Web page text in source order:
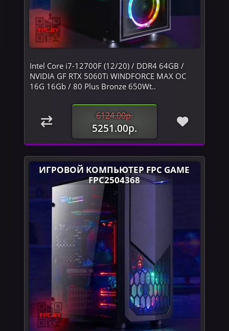
Intel Core i7-12700F (12/20) / DDR4 64GB /
NVIDIA GF RTX 5060Ti WINDFORCE MAX OC
16G 16Gb / 80 Plus Bronze 650Wt..
6124.00р.
5251.00р.
ИГРОВОЙ КОМПЬЮТЕР FPC GAME
FPC2504368